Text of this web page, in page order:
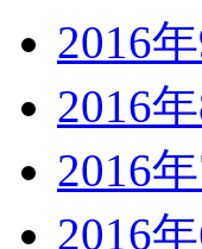
2016
2016
2016
2016